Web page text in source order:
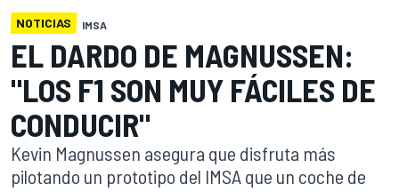
NOTICIAS IMSA
EL DARDO DE MAGNUSSEN:
"LOS F1 SON MUY FÁCILES DE
CONDUCIR"
Kevin Magnussen asegura que disfruta más
pilotando un prototipo del IMSA que un coche de